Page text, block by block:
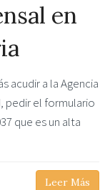
en
acudir a la Agencia
pedir el formulario
que es un alta
Leer Más